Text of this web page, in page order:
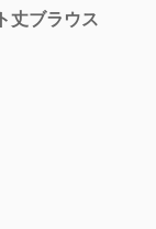
丈ブラウス